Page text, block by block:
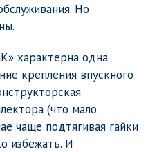
Но
характерна одна
крепления впускного
(что мало
чаще подтягивая гайки
избежать. И